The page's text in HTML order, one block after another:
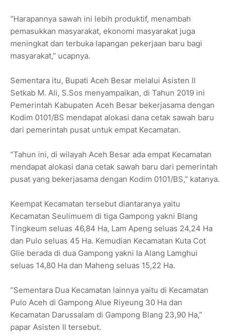
“Harapannya sawah ini lebih produktif, menambah
pemasukkan masyarakat, ekonomi masyarakat juga
meningkat dan terbuka lapangan pekerjaan baru bagi
masyarakat,” ucapnya.
Sementara itu, Bupati Aceh Besar melalui Asisten II
Setkab M. Ali, S.Sos menyampaikan, di Tahun 2019 ini
Pemerintah Kabupaten Aceh Besar bekerjasama dengan
Kodim 0101/BS mendapat alokasi dana cetak sawah baru
dari pemerintah pusat untuk empat Kecamatan.
“Tahun ini, di wilayah Aceh Besar ada empat Kecamatan
mendapat alokasi dana cetak sawah baru dari pemerintah
pusat yang bekerjasama dengan Kodim 0101/BS,” katanya.
Keempat Kecamatan tersebut diantaranya yaitu
Kecamatan Seulimuem di tiga Gampong yakni Blang
Tingkeum seluas 46,84 Ha, Lam Apeng seluas 24,24 Ha
dan Pulo seluas 45 Ha. Kemudian Kecamatan Kuta Cot
Glie berada di dua Gampong yakni Ia Alang Lamghui
seluas 14,80 Ha dan Maheng seluas 15,22 Ha.
“Sementara Dua Kecamatan lainnya yaitu di Kecamatan
Pulo Aceh di Gampong Alue Riyeung 30 Ha dan
Kecamatan Darussalam di Gampong Blang 23,90 Ha,”
papar Asisten II tersebut.